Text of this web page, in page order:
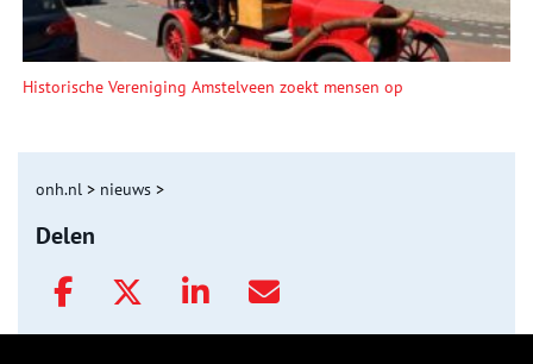
Historische Vereniging Amstelveen zoekt mensen op
onh.nl > nieuws >
Delen